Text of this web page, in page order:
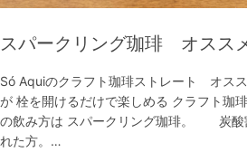
スパークリング珈琲 オスス
Só Aquiのクラフト珈琲ストレート オス
が 栓を開けるだけで楽しめる クラフト珈
の飲み方は スパークリング珈琲。 炭酸
れた方。…